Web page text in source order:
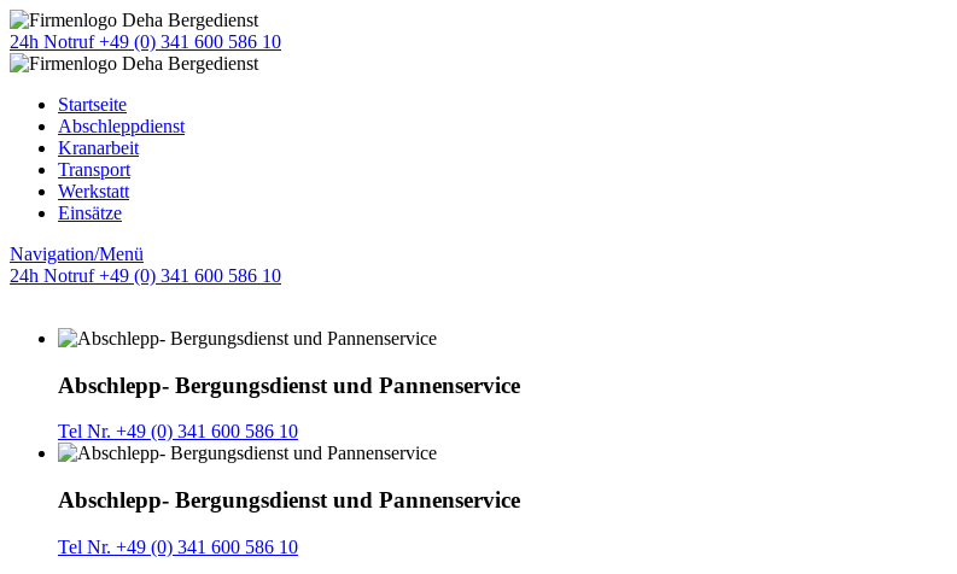
24h Notruf +49 (0) 341 600 586 10
Startseite
Abschleppdienst
Kranarbeit
Transport
Werkstatt
Einsätze
Navigation/Menü
24h Notruf +49 (0) 341 600 586 10
Abschlepp- Bergungsdienst und Pannenservice
Tel Nr. +49 (0) 341 600 586 10
Abschlepp- Bergungsdienst und Pannenservice
Tel Nr. +49 (0) 341 600 586 10